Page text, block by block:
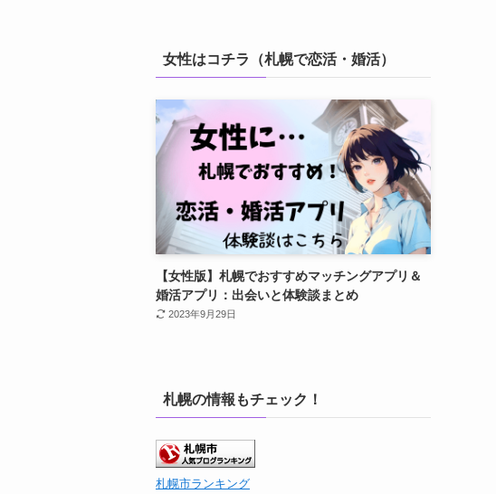
女性はコチラ（札幌で恋活・婚活）
【女性版】札幌でおすすめマッチングアプリ＆
婚活アプリ：出会いと体験談まとめ
2023年9月29日
札幌の情報もチェック！
札幌市ランキング